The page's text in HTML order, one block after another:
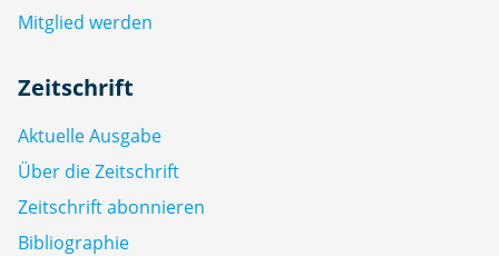
Mitglied werden
Zeitschrift
Aktuelle Ausgabe
Über die Zeitschrift
Zeitschrift abonnieren
Bibliographie